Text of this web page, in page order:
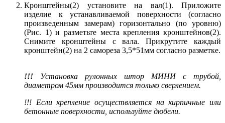
Кронштейны(2) установите на вал(1). Приложите
изделие к устанавливаемой поверхности (согласно
произведенным замерам) горизонтально (по уровню)
(Рис. 1) и разметьте места крепления кронштейнов(2).
Снимите кронштейны с вала. Прикрутите каждый
кронштейн(2) на 2 самореза 3,5*51мм согласно разметке.
!!! Установка рулонных штор МИНИ с трубой,
диаметром 45мм производится только сверлением.
!!! Если крепление осуществляется на кирпичные или
бетонные поверхности, используйте дюбели.